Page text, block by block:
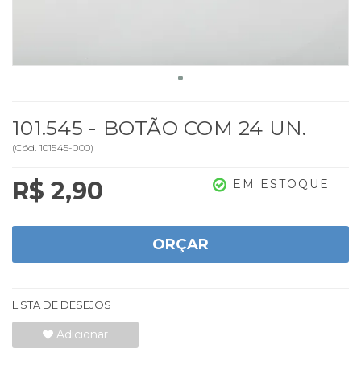
101.545 - BOTÃO COM 24 UN.
(Cód. 101545-000)
R$ 2,90 EM ESTOQUE
ORÇAR
LISTA DE DESEJOS
Adicionar